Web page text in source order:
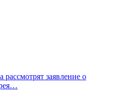
заявление о